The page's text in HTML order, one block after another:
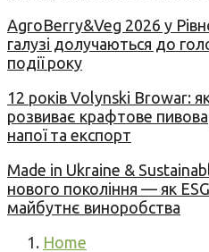
AgroBerry&Veg 2026 у
галузі долучаються до
події року
12 років Volynski Browar:
розвиває крафтове
напої та експорт
Made in Ukraine &
нового покоління — як
майбутнє виноробства
Home